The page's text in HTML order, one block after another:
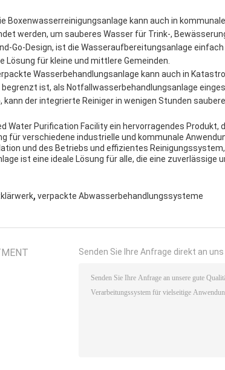
Boxenwasserreinigungsanlage kann auch in
werden, um sauberes Wasser für Trink-,
Go-Design, ist die Wasseraufbereitungsanlage
Lösung für kleine und mittlere Gemeinden.
Wasserbehandlungsanlage kann auch in
begrenzt ist, als Notfallwasserbehandlungsanlage
der integrierte Reiniger in wenigen Stunden
Water Purification Facility ein hervorragendes Produkt,
für verschiedene industrielle und kommunale
und des Betriebs und effizientes
ist eine ideale Lösung für alle, die eine zuverlässige
, verpackte Abwasserbehandlungssysteme
Senden Sie Ihre Anfrage direkt an uns